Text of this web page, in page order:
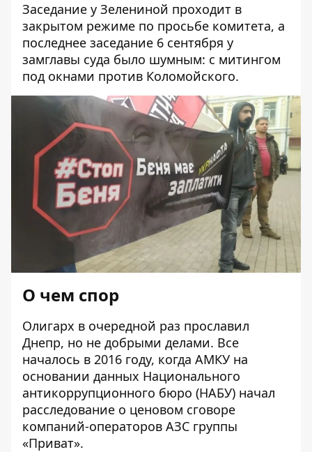
Заседание у Зелениной проходит в
закрытом режиме по просьбе комитета, а
последнее заседание 6 сентября у
замглавы суда было шумным: с митингом
под окнами против Коломойского.
О чем спор
Олигарх в очередной раз прославил
Днепр, но не добрыми делами. Все
началось в 2016 году, когда АМКУ на
основании данных Национального
антикоррупционного бюро (НАБУ) начал
расследование о ценовом сговоре
компаний-операторов АЗС группы
«Приват».